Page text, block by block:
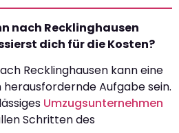
nach Recklinghausen
dich für die Kosten?
Recklinghausen kann eine
Aufgabe sein.
Umzugsunternehmen
Schritten des